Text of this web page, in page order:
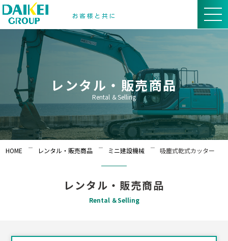
レンタル・販売商品
Rental ＆Selling
HOME レンタル・販売商品 ミニ建設機械 吸塵式乾式カッター
レンタル・販売商品
Rental ＆Selling